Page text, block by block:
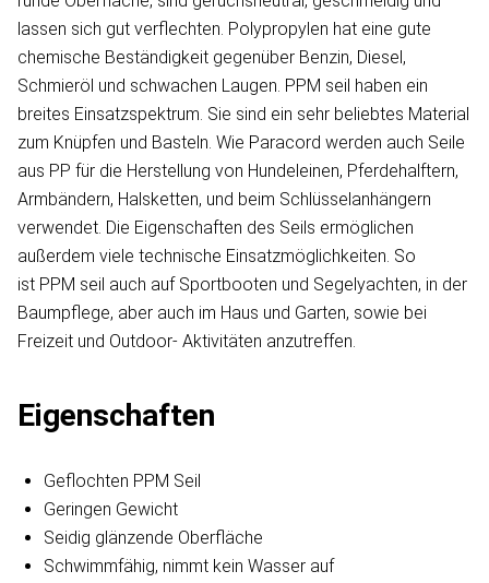
lassen sich gut verflechten. Polypropylen hat eine gute
chemische Beständigkeit gegenüber Benzin, Diesel,
Schmieröl und schwachen Laugen. PPM seil haben ein
breites Einsatzspektrum. Sie sind ein sehr beliebtes Material
zum Knüpfen und Basteln. Wie Paracord werden auch Seile
aus PP für die Herstellung von Hundeleinen, Pferdehalftern,
Armbändern, Halsketten, und beim Schlüsselanhängern
verwendet. Die Eigenschaften des Seils ermöglichen
außerdem viele technische Einsatzmöglichkeiten. So
ist PPM seil auch auf Sportbooten und Segelyachten, in der
Baumpflege, aber auch im Haus und Garten, sowie bei
Freizeit und Outdoor- Aktivitäten anzutreffen.
Eigenschaften
Geflochten PPM Seil
Geringen Gewicht
Seidig glänzende Oberfläche
Schwimmfähig, nimmt kein Wasser auf